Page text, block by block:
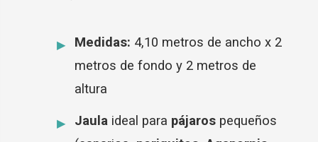
Medidas: 4,10 metros de ancho x 2
metros de fondo y 2 metros de
altura
Jaula ideal para pájaros pequeños